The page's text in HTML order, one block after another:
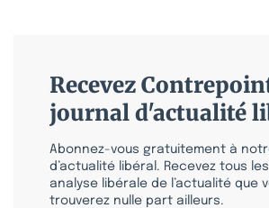
Recevez
journal d'actualité
Abonnez-vous gratuitement à
d’actualité libéral. Recevez tous
analyse libérale de l’actualité que
trouverez nulle part ailleurs.